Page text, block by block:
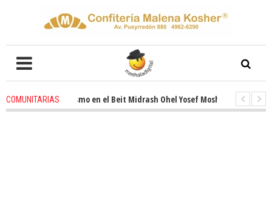
COMUNITARIAS
entusiasmo en el Beit Midrash Ohel Yosef Moshe 4 weeks ago